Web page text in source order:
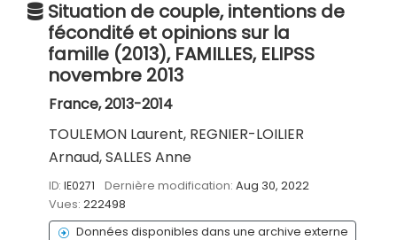
Situation de couple, intentions de
fécondité et opinions sur la
famille (2013), FAMILLES, ELIPSS
novembre 2013
France, 2013-2014
TOULEMON Laurent, REGNIER-LOILIER
Arnaud, SALLES Anne
ID: IE0271 Dernière modification: Aug 30, 2022
Vues: 222498
Données disponibles dans une archive externe